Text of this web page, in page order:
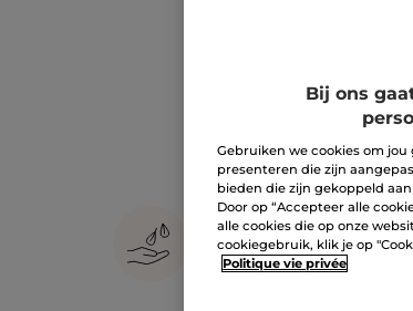
100%
Bij ons
Gebruiken we cookies om
presenteren die zijn
bieden die zijn gekoppeld
Door op “Accepteer alle
alle cookies die op onze
cookiegebruik, klik je op
Politique vie privée